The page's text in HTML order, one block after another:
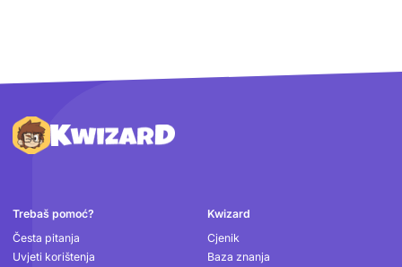
Podnožje
Trebaš pomoć?
Česta pitanja
Uvjeti korištenja
Kwizard
Cjenik
Baza znanja